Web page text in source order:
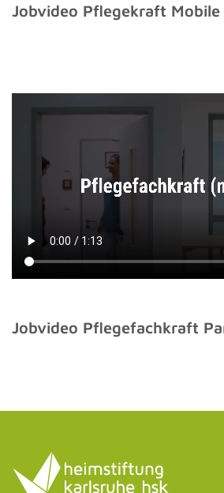
Jobvideo Pflegekraft Mobile
Jobvideo Pflegefachkraft